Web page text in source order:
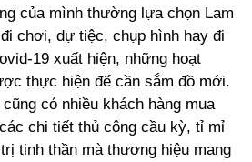
của mình thường lựa chọn Lam
chơi, dự tiệc, chụp hình hay đi
19 xuất hiện, những hoạt
thực hiện để cần sắm đồ mới.
có nhiều khách hàng mua
chi tiết thủ công cầu kỳ, tỉ mỉ
tinh thần mà thương hiệu mang